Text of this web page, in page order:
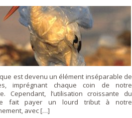
est devenu un élément inséparable de
imprégnant chaque coin de notre
Cependant, l’utilisation croissante du
fait payer un lourd tribut à notre
avec […]